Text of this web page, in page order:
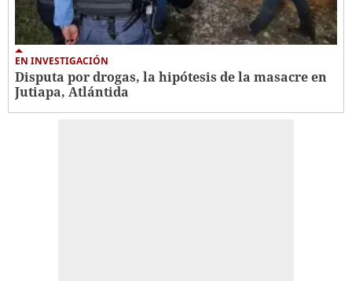
EN INVESTIGACIÓN
Disputa por drogas, la hipótesis de la masacre en
Jutiapa, Atlántida